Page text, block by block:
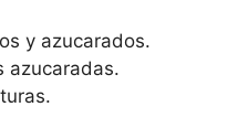
y azucarados.
azucaradas.